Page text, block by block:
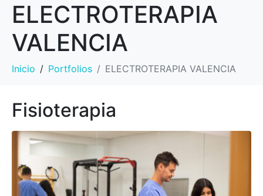
ELECTROTERAPIA
VALENCIA
Inicio Portfolios ELECTROTERAPIA VALENCIA
Fisioterapia